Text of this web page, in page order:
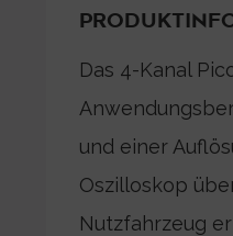
Das 4-Kanal
und einer
Oszilloskop
Nutzfahrzeug